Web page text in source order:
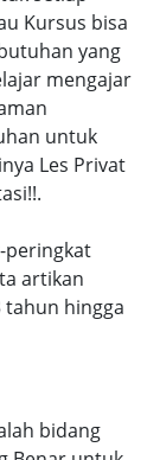
Kursus bisa
yang
mengajar
untuk
Les Privat
peringkat
artikan
hingga
bidang